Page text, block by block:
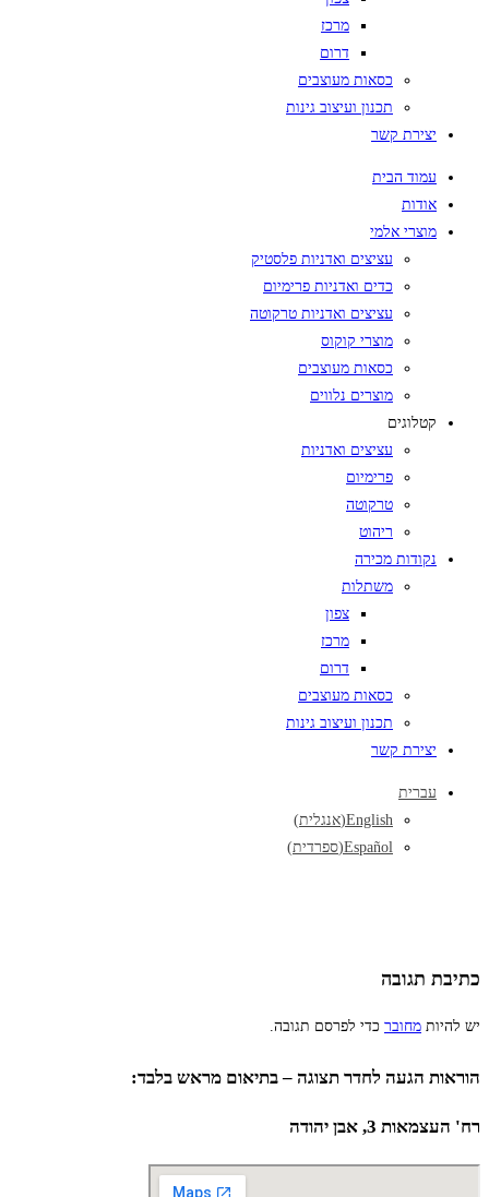
מרכז
דרום
כסאות מעוצבים
תכנון ועיצוב גינות
יצירת קשר
עמוד הבית
אודות
מוצרי אלמי
עציצים ואדניות פלסטיק
כדים ואדניות פרימיום
עציצים ואדניות טרקוטה
מוצרי קוקוס
כסאות מעוצבים
מוצרים נלווים
קטלוגים
עציצים ואדניות
פרימיום
טרקוטה
ריהוט
נקודות מכירה
משתלות
צפון
מרכז
דרום
כסאות מעוצבים
תכנון ועיצוב גינות
יצירת קשר
עברית
English
(אנגלית)
Español
(ספרדית)
כתיבת תגובה
יש להיות מחובר כדי לפרסם תגובה.
הוראות הגעה לחדר תצוגה – בתיאום מראש בלבד:
רח' העצמאות 3, אבן יהודה